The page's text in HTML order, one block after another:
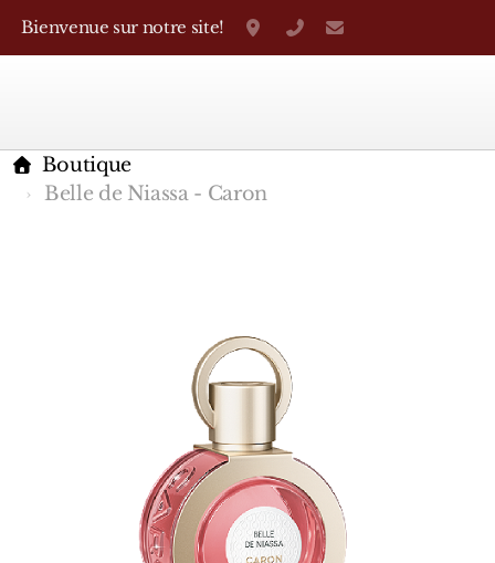
Bienvenue sur notre site! Grand-Rue 38, Genève
+41 22 310 38 75
Boutique
Belle de Niassa - Caron